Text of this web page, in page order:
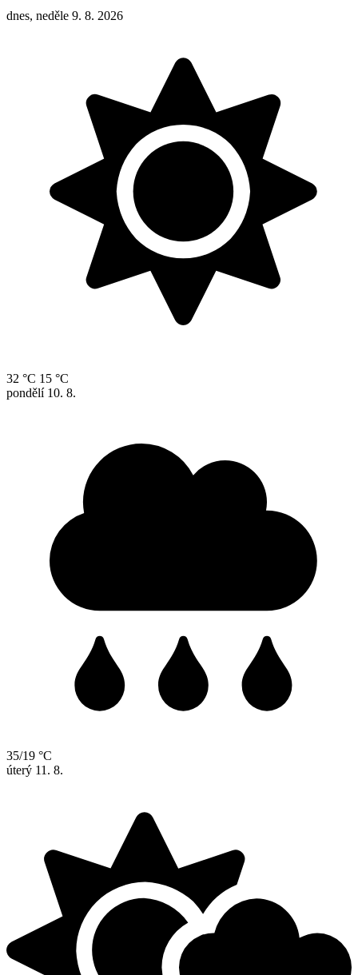
dnes, neděle 9. 8. 2026
32 °C 15 °C
pondělí 10. 8.
35/19 °C
úterý 11. 8.